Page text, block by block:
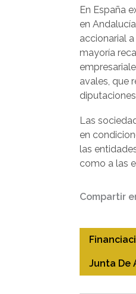
En España
en
accionarial
mayoría
avales, que
Las
en
las
como a las
Compartir
Junta De